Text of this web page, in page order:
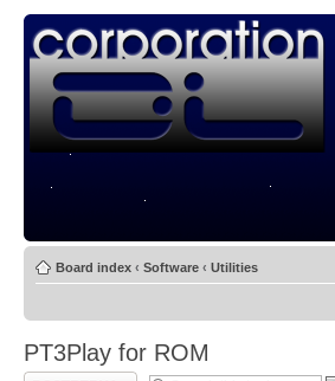
Board index ‹ Software ‹ Utilities
PT3Play for ROM